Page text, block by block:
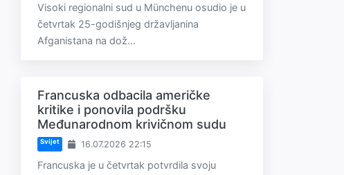
Visoki regionalni sud u Münchenu osudio je u
četvrtak 25-godišnjeg državljanina
Afganistana na dož...
Francuska odbacila američke
kritike i ponovila podršku
Međunarodnom krivičnom sudu
Svijet 16.07.2026 22:15
Francuska je u četvrtak potvrdila svoju